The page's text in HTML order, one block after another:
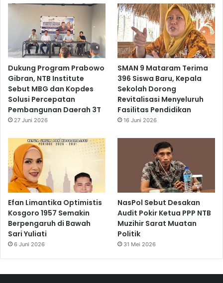
Dukung Program Prabowo
Gibran, NTB Institute
Sebut MBG dan Kopdes
Solusi Percepatan
Pembangunan Daerah 3T
27 Juni 2026
SMAN 9 Mataram Terima
396 Siswa Baru, Kepala
Sekolah Dorong
Revitalisasi Menyeluruh
Fasilitas Pendidikan
16 Juni 2026
Efan Limantika Optimistis
Kosgoro 1957 Semakin
Berpengaruh di Bawah
Sari Yuliati
6 Juni 2026
NasPol Sebut Desakan
Audit Pokir Ketua PPP NTB
Muzihir Sarat Muatan
Politik
31 Mei 2026